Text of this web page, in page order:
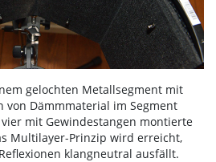
gelochten Metallsegment mit
von Dämmmaterial im Segment
mit Gewindestangen montierte
Multilayer-Prinzip wird erreicht,
klangneutral ausfällt.